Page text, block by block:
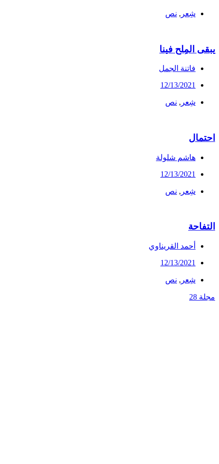
شِعر , نص
يبقى المِلح فينا
فاتنة الجمل
12/13/2021
شِعر , نص
احتمال
هاشم شلولة
12/13/2021
شِعر , نص
التفاحة
أحمد القريناوي
12/13/2021
شِعر , نص
مجلة 28